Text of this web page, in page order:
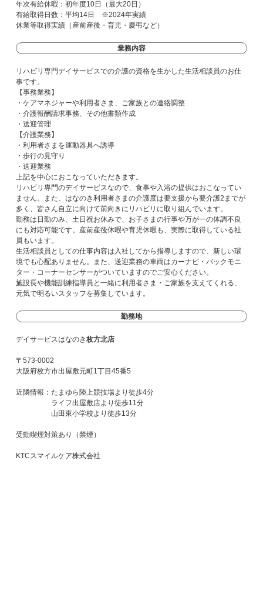
年次有給休暇：初年度10日（最大20日）
有給取得日数：平均14日 ※2024年実績
休業等取得実績（産前産後・育児・慶弔など）
業務内容
リハビリ専門デイサービスでの介護の資格を生かした生活相談員のお仕
事です。
【事務業務】
・ケアマネジャーや利用者さま、ご家族との連絡調整
・介護報酬請求事務、その他書類作成
・送迎管理
【介護業務】
・利用者さまを運動器具へ誘導
・歩行の見守り
・送迎業務
上記を中心におこなっていただきます。
リハビリ専門のデイサービスなので、食事や入浴の提供はおこなってい
ません。また、はなのき利用者さまの介護度は要支援から要介護2までが
多く、皆さん自立に向けて前向きにリハビリに取り組んでいます。
勤務は日勤のみ、土日祝お休みで、お子さまの行事や万が一の体調不良
にも対応可能です。産前産後休暇や育児休暇も、実際に取得している社
員もいます。
生活相談員としての仕事内容は入社してから指導しますので、新しい環
境でも心配ありません。また、送迎業務の車両はカーナビ・バックモニ
ター・コーナーセンサーがついていますのでご安心ください。
施設長や機能訓練指導員と一緒に利用者さま・ご家族を支えてくれる、
元気で明るいスタッフを募集しています。
勤務地
デイサービスはなのき枚方北店
〒573-0002
大阪府枚方市出屋敷元町1丁目45番5
近隣情報：たまゆら陸上競技場より徒歩4分
ライフ出屋敷店より徒歩11分
山田東小学校より徒歩13分
受動喫煙対策あり（禁煙）
KTCスマイルケア株式会社